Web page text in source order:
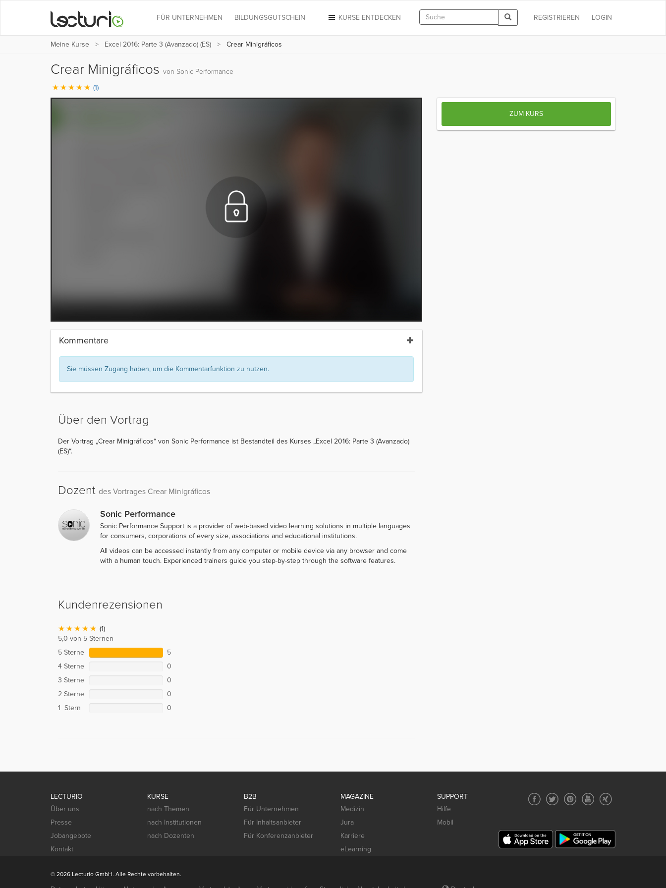
LOGIN
REGISTRIEREN
KURSE ENTDECKEN
FÜR UNTERNEHMEN BILDUNGSGUTSCHEIN
Meine Kurse Excel 2016: Parte 3 (Avanzado) (ES) Crear Minigráficos
Crear Minigráficos von Sonic Performance
(1)
Kommentare
Sie müssen Zugang haben, um die Kommentarfunktion zu nutzen.
Über den Vortrag
Der Vortrag „Crear Minigráficos“ von Sonic Performance ist Bestandteil des Kurses „Excel 2016: Parte 3 (Avanzado)
(ES)“.
Dozent des Vortrages Crear Minigráficos
Sonic Performance
Sonic Performance Support is a provider of web-based video learning solutions in multiple languages
for consumers, corporations of every size, associations and educational institutions.
All videos can be accessed instantly from any computer or mobile device via any browser and come
with a human touch. Experienced trainers guide you step-by-step through the software features.
Kundenrezensionen
(1)
5,0 von 5 Sternen
5 Sterne
5
4 Sterne
0
3 Sterne
0
2 Sterne
0
1 Stern
0
ZUM KURS
LECTURIO
Über uns
Presse
Jobangebote
Kontakt
KURSE
nach Themen
nach Institutionen
nach Dozenten
B2B
Für Unternehmen
Für Inhaltsanbieter
Für Konferenzanbieter
MAGAZINE
Medizin
Jura
Karriere
eLearning
SUPPORT
Hilfe
Mobil
© 2026 Lecturio GmbH. Alle Rechte vorbehalten.